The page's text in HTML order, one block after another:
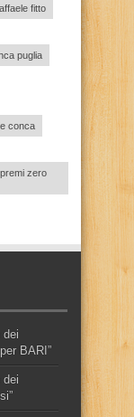
fitto
puglia
conca
zero
dei
BARI”
dei